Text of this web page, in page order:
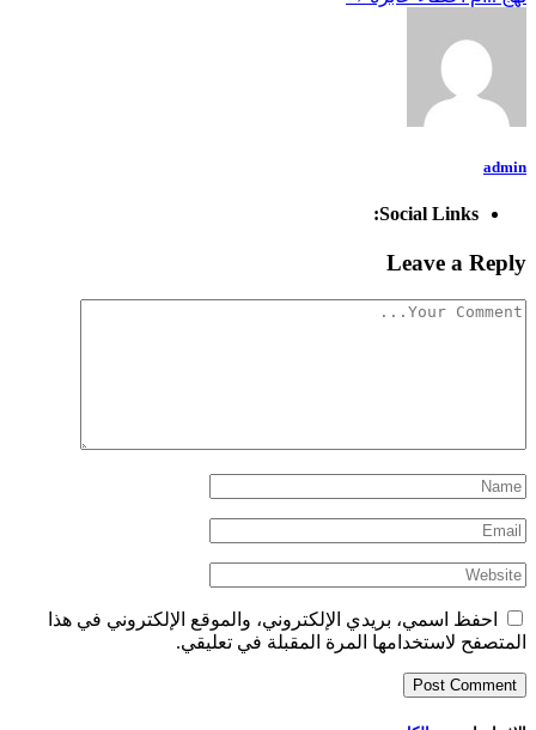
admin
Social Links:
Leave a Reply
احفظ اسمي، بريدي الإلكتروني، والموقع الإلكتروني في هذا
المتصفح لاستخدامها المرة المقبلة في تعليقي.